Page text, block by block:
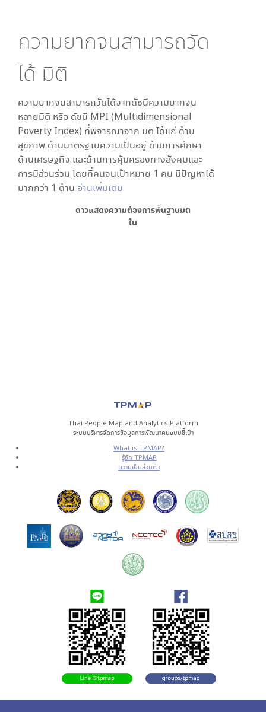
ความยากจนสามารถวัด
ได้ มิติ
ความยากจนสามารถวัดได้จากดัชนีความยากจน
หลายมิติ หรือ ดัชนี MPI (Multidimensional
Poverty Index) ที่พิจารณาจาก มิติ ได้แก่ ด้าน
สุขภาพ ด้านมาตรฐานความเป็นอยู่ ด้านการศึกษา
ด้านเศรษฐกิจ และด้านการคุ้มครองทางสังคมและ
การมีส่วนร่วม โดยที่คนจนเป้าหมาย 1 คน มีปัญหาได้
มากกว่า 1 ด้าน อ่านเพิ่มเติม
ดาวแสดงความต้องการพื้นฐานมิติ
ใน
Thai People Map and Analytics Platform
ระบบบริหารจัดการข้อมูลการพัฒนาคนแบบชี้เป้า
What is TPMAP?
รู้จัก TPMAP
ความเป็นส่วนตัว